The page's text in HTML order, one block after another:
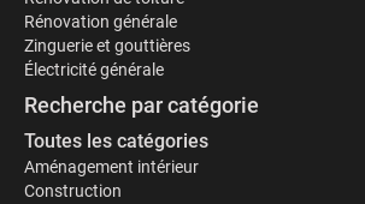
Rénovation générale
Zinguerie et gouttières
Électricité générale
Recherche par catégorie
Toutes les catégories
Aménagement intérieur
Construction